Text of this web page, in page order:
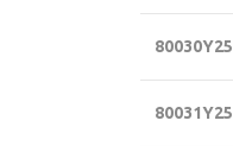
80030Υ25
80031Υ25